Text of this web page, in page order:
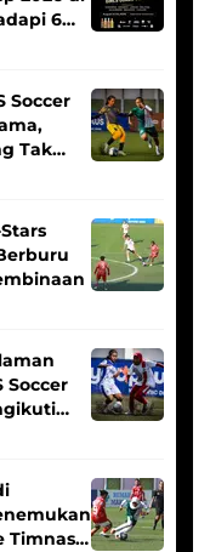
6
Soccer
Tak
Soccer
Timnas